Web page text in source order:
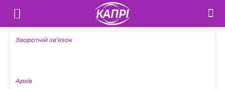
Телебачення
«Капрі»
Новини
Зворотній зв’язок
Архів